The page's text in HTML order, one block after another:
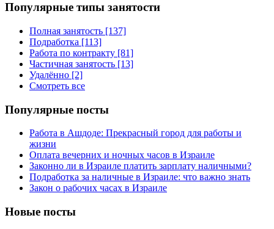
Популярные типы занятости
Полная занятость [137]
Подработка [113]
Работа по контракту [81]
Частичная занятость [13]
Удалённо [2]
Смотреть все
Популярные посты
Работа в Ашдоде: Прекрасный город для работы и
жизни
Оплата вечерних и ночных часов в Израиле
Законно ли в Израиле платить зарплату наличными?
Подработка за наличные в Израиле: что важно знать
Закон о рабочих часах в Израиле
Новые посты